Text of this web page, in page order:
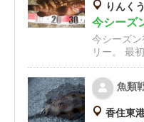
りんくう
今シーズ
今シーズ
リー。 最
魚類
香住東